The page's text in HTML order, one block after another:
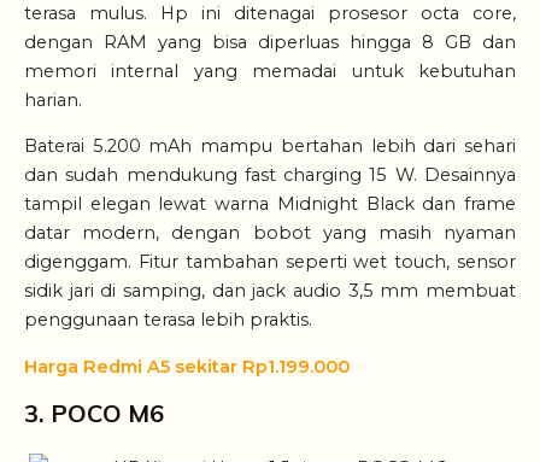
terasa mulus. Hp ini ditenagai prosesor octa core,
dengan RAM yang bisa diperluas hingga 8 GB dan
memori internal yang memadai untuk kebutuhan
harian.
Baterai 5.200 mAh mampu bertahan lebih dari sehari
dan sudah mendukung fast charging 15 W. Desainnya
tampil elegan lewat warna Midnight Black dan frame
datar modern, dengan bobot yang masih nyaman
digenggam. Fitur tambahan seperti wet touch, sensor
sidik jari di samping, dan jack audio 3,5 mm membuat
penggunaan terasa lebih praktis.
Harga Redmi A5 sekitar Rp1.199.000
3. POCO M6